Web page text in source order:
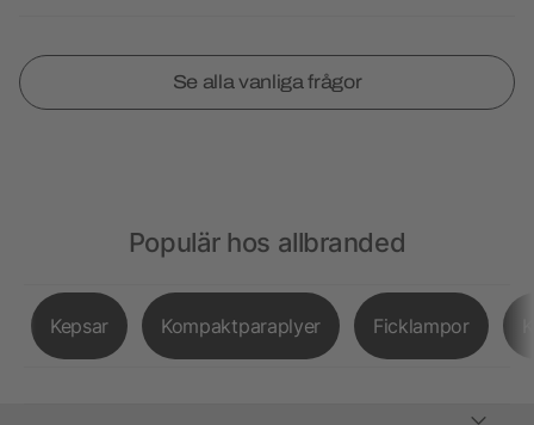
Se alla vanliga frågor
Populär hos allbranded
Kepsar Kompaktparaplyer Ficklampor